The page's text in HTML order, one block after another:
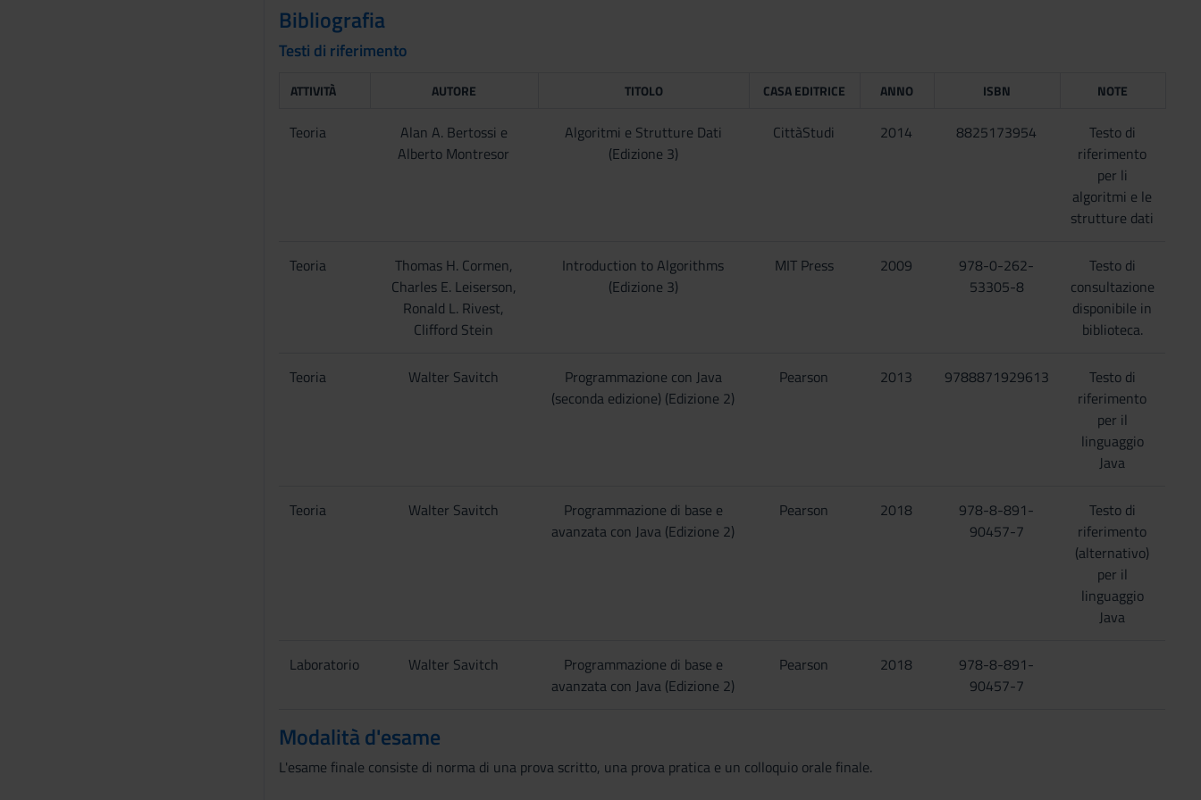
Bibliografia
Testi di riferimento
ATTIVITÀ AUTORE TITOLO CASA EDITRICE ANNO ISBN NOTE
Teoria
Alan A. Bertossi e
Alberto Montresor
Algoritmi e Strutture Dati
(Edizione 3)
CittàStudi 2014 8825173954
Testo di
riferimento
per li
algoritmi e le
strutture dati
Teoria
Thomas H. Cormen,
Charles E. Leiserson,
Ronald L. Rivest,
Clifford Stein
Introduction to Algorithms
(Edizione 3)
MIT Press 2009
978-0-262-
53305-8
Testo di
consultazione
disponibile in
biblioteca.
Teoria Walter Savitch
Programmazione con Java
(seconda edizione) (Edizione 2)
Pearson 2013 9788871929613
Testo di
riferimento
per il
linguaggio
Java
Teoria Walter Savitch
Programmazione di base e
avanzata con Java (Edizione 2)
Pearson 2018
978-8-891-
90457-7
Testo di
riferimento
(alternativo)
per il
linguaggio
Java
Laboratorio Walter Savitch
Programmazione di base e
avanzata con Java (Edizione 2)
Pearson 2018
978-8-891-
90457-7
Modalità d'esame
L'esame finale consiste di norma di una prova scritto, una prova pratica e un colloquio orale finale.